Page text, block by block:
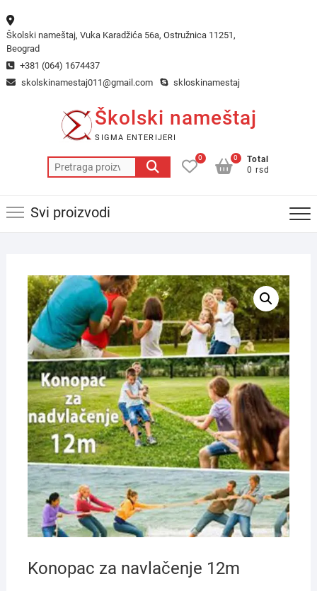
to
content
Školski nameštaj, Vuka Karadžića 56a, Ostružnica 11251,
Beograd
+381 (064) 1674437
skolskinamestaj011@gmail.com
skloskinamestaj
Školski nameštaj
SIGMA ENTERIJERI
Pretraga
za:
0
Total
0 rsd
0
Svi proizvodi
Konopac za navlačenje 12m